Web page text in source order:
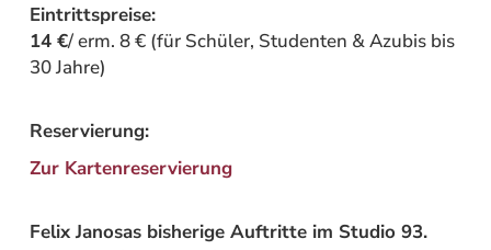
Eintrittspreise:
14 €/ erm. 8 € (für Schüler, Studenten & Azubis bis
30 Jahre)
Reservierung:
Zur Kartenreservierung
Felix Janosas bisherige Auftritte im Studio 93.